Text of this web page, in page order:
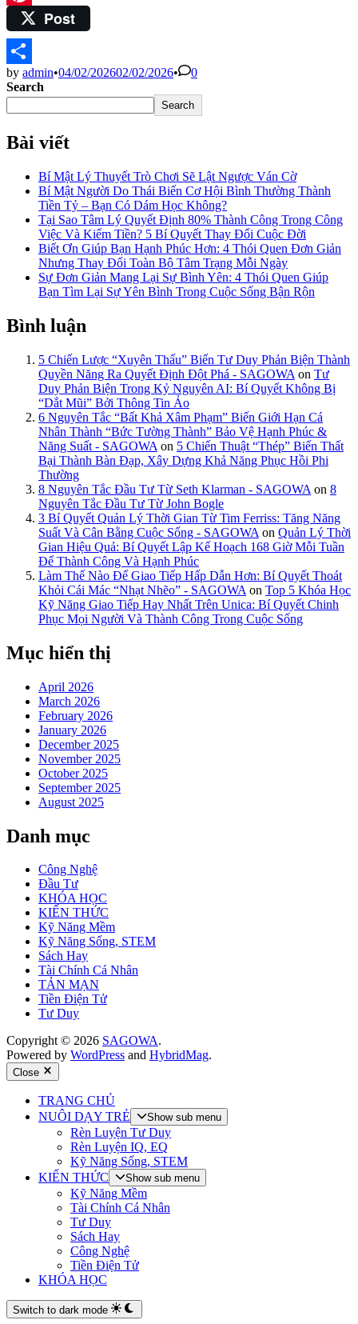
PinterestPost
Share
by admin•04/02/202602/02/2026•
0
Search
Search
Bài viết
Bí Mật Lý Thuyết Trò Chơi Sẽ Lật Ngược Ván Cờ
Bí Mật Người Do Thái Biến Cơ Hội Bình Thường Thành
Tiền Tỷ – Bạn Có Dám Học Không?
Tại Sao Tâm Lý Quyết Định 80% Thành Công Trong Công
Việc Và Kiếm Tiền? 5 Bí Quyết Thay Đổi Cuộc Đời
Biết Ơn Giúp Bạn Hạnh Phúc Hơn: 4 Thói Quen Đơn Giản
Nhưng Thay Đổi Toàn Bộ Tâm Trạng Mỗi Ngày
Sự Đơn Giản Mang Lại Sự Bình Yên: 4 Thói Quen Giúp
Bạn Tìm Lại Sự Yên Bình Trong Cuộc Sống Bận Rộn
Bình luận
5 Chiến Lược “Xuyên Thấu” Biến Tư Duy Phản Biện Thành
Quyền Năng Ra Quyết Định Đột Phá - SAGOWA on Tư
Duy Phản Biện Trong Kỷ Nguyên AI: Bí Quyết Không Bị
“Dắt Mũi” Bởi Thông Tin Ảo
6 Nguyên Tắc “Bất Khả Xâm Phạm” Biến Giới Hạn Cá
Nhân Thành “Bức Tường Thành” Bảo Vệ Hạnh Phúc &
Năng Suất - SAGOWA on 5 Chiến Thuật “Thép” Biến Thất
Bại Thành Bàn Đạp, Xây Dựng Khả Năng Phục Hồi Phi
Thường
8 Nguyên Tắc Đầu Tư Từ Seth Klarman - SAGOWA on 8
Nguyên Tắc Đầu Tư Từ John Bogle
3 Bí Quyết Quản Lý Thời Gian Từ Tim Ferriss: Tăng Năng
Suất Và Cân Bằng Cuộc Sống - SAGOWA on Quản Lý Thời
Gian Hiệu Quả: Bí Quyết Lập Kế Hoạch 168 Giờ Mỗi Tuần
Để Thành Công Và Hạnh Phúc
Làm Thế Nào Để Giao Tiếp Hấp Dẫn Hơn: Bí Quyết Thoát
Khỏi Cái Mác “Nhạt Nhẽo” - SAGOWA on Top 5 Khóa Học
Kỹ Năng Giao Tiếp Hay Nhất Trên Unica: Bí Quyết Chinh
Phục Mọi Người Và Thành Công Trong Cuộc Sống
Mục hiển thị
April 2026
March 2026
February 2026
January 2026
December 2025
November 2025
October 2025
September 2025
August 2025
Danh mục
Công Nghệ
Đầu Tư
KHÓA HỌC
KIẾN THỨC
Kỹ Năng Mềm
Kỹ Năng Sống, STEM
Sách Hay
Tài Chính Cá Nhân
TẢN MẠN
Tiền Điện Tử
Tư Duy
Copyright © 2026 SAGOWA.
Powered by WordPress and HybridMag.
Close
TRANG CHỦ
NUÔI DẠY TRẺ
Show sub menu
Rèn Luyện Tư Duy
Rèn Luyện IQ, EQ
Kỹ Năng Sống, STEM
KIẾN THỨC
Show sub menu
Kỹ Năng Mềm
Tài Chính Cá Nhân
Tư Duy
Sách Hay
Công Nghệ
Tiền Điện Tử
KHÓA HỌC
Switch to dark mode